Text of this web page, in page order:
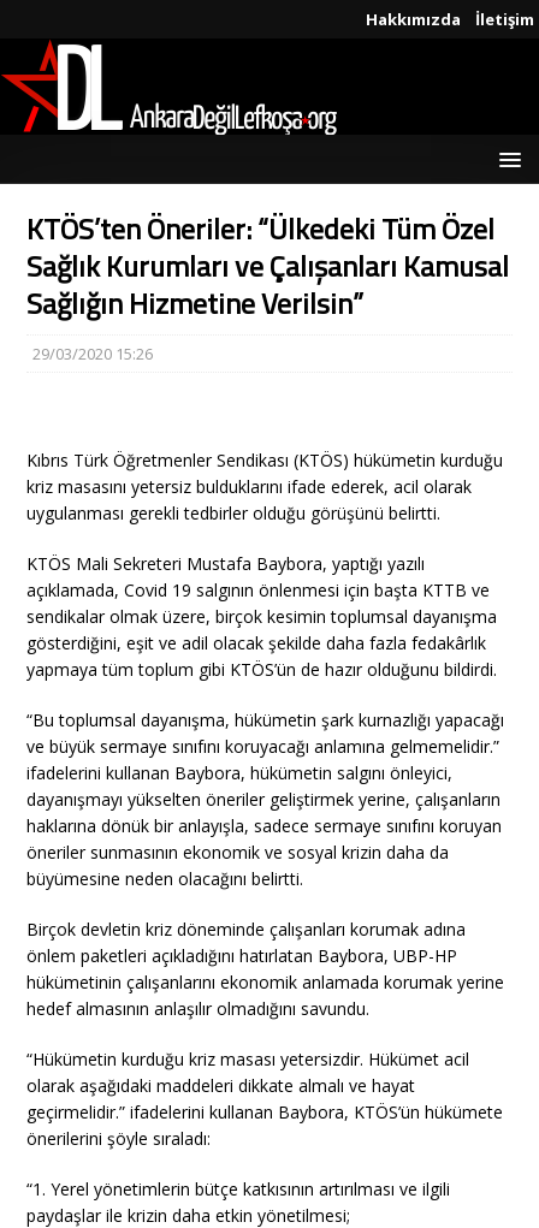
Hakkımızda İletişim
KTÖS’ten Öneriler: “Ülkedeki Tüm Özel
Sağlık Kurumları ve Çalışanları Kamusal
Sağlığın Hizmetine Verilsin”
29/03/2020 15:26
Kıbrıs Türk Öğretmenler Sendikası (KTÖS) hükümetin kurduğu
kriz masasını yetersiz bulduklarını ifade ederek, acil olarak
uygulanması gerekli tedbirler olduğu görüşünü belirtti.
KTÖS Mali Sekreteri Mustafa Baybora, yaptığı yazılı
açıklamada, Covid 19 salgının önlenmesi için başta KTTB ve
sendikalar olmak üzere, birçok kesimin toplumsal dayanışma
gösterdiğini, eşit ve adil olacak şekilde daha fazla fedakârlık
yapmaya tüm toplum gibi KTÖS’ün de hazır olduğunu bildirdi.
“Bu toplumsal dayanışma, hükümetin şark kurnazlığı yapacağı
ve büyük sermaye sınıfını koruyacağı anlamına gelmemelidir.”
ifadelerini kullanan Baybora, hükümetin salgını önleyici,
dayanışmayı yükselten öneriler geliştirmek yerine, çalışanların
haklarına dönük bir anlayışla, sadece sermaye sınıfını koruyan
öneriler sunmasının ekonomik ve sosyal krizin daha da
büyümesine neden olacağını belirtti.
Birçok devletin kriz döneminde çalışanları korumak adına
önlem paketleri açıkladığını hatırlatan Baybora, UBP-HP
hükümetinin çalışanlarını ekonomik anlamada korumak yerine
hedef almasının anlaşılır olmadığını savundu.
“Hükümetin kurduğu kriz masası yetersizdir. Hükümet acil
olarak aşağıdaki maddeleri dikkate almalı ve hayat
geçirmelidir.” ifadelerini kullanan Baybora, KTÖS’ün hükümete
önerilerini şöyle sıraladı:
“1. Yerel yönetimlerin bütçe katkısının artırılması ve ilgili
paydaşlar ile krizin daha etkin yönetilmesi;